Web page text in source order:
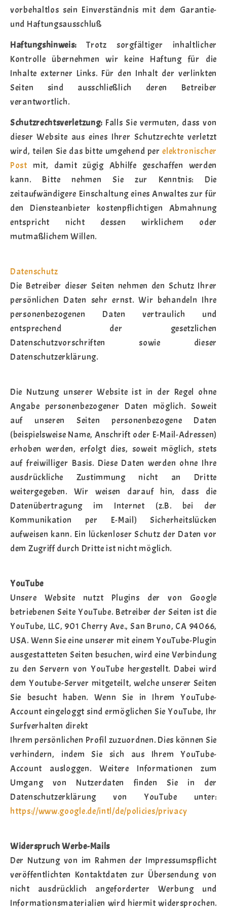
vorbehaltlos sein Einverständnis mit dem Garantie-
und Haftungsausschluß
Haftungshinweis: Trotz sorgfältiger inhaltlicher
Kontrolle übernehmen wir keine Haftung für die
Inhalte externer Links. Für den Inhalt der verlinkten
Seiten sind ausschließlich deren Betreiber
verantwortlich.
Schutzrechtsverletzung: Falls Sie vermuten, dass von
dieser Website aus eines Ihrer Schutzrechte verletzt
wird, teilen Sie das bitte umgehend perelektronischer
Post mit, damit zügig Abhilfe geschaffen werden
kann. Bitte nehmen Sie zur Kenntnis: Die
zeitaufwändigere Einschaltung eines Anwaltes zur für
den Diensteanbieter kostenpflichtigen Abmahnung
entspricht nicht dessen wirklichem oder
mutmaßlichem Willen.
Datenschutz
Die Betreiber dieser Seiten nehmen den Schutz Ihrer
persönlichen Daten sehr ernst. Wir behandeln Ihre
personenbezogenen Daten vertraulich und
entsprechend der gesetzlichen
Datenschutzvorschriften sowie dieser
Datenschutzerklärung.
Die Nutzung unserer Website ist in der Regel ohne
Angabe personenbezogener Daten möglich. Soweit
auf unseren Seiten personenbezogene Daten
(beispielsweise Name, Anschrift oder E-Mail-Adressen)
erhoben werden, erfolgt dies, soweit möglich, stets
auf freiwilliger Basis. Diese Daten werden ohne Ihre
ausdrückliche Zustimmung nicht an Dritte
weitergegeben. Wir weisen darauf hin, dass die
Datenübertragung im Internet (z.B. bei der
Kommunikation per E-Mail) Sicherheitslücken
aufweisen kann. Ein lückenloser Schutz der Daten vor
dem Zugriff durch Dritte ist nicht möglich.
YouTube
Unsere Website nutzt Plugins der von Google
betriebenen Seite YouTube. Betreiber der Seiten ist die
YouTube, LLC, 901 Cherry Ave., San Bruno, CA 94066,
USA. Wenn Sie eine unserer mit einem YouTube-Plugin
ausgestatteten Seiten besuchen, wird eine Verbindung
zu den Servern von YouTube hergestellt. Dabei wird
dem Youtube-Server mitgeteilt, welche unserer Seiten
Sie besucht haben. Wenn Sie in Ihrem YouTube-
Account eingeloggt sind ermöglichen Sie YouTube, Ihr
Surfverhalten direkt
Ihrem persönlichen Profil zuzuordnen. Dies können Sie
verhindern, indem Sie sich aus Ihrem YouTube-
Account ausloggen. Weitere Informationen zum
Umgang von Nutzerdaten finden Sie in der
Datenschutzerklärung von YouTube unter:
https://www.google.de/intl/de/policies/privacy
Widerspruch Werbe-Mails
Der Nutzung von im Rahmen der Impressumspflicht
veröffentlichten Kontaktdaten zur Übersendung von
nicht ausdrücklich angeforderter Werbung und
Informationsmaterialien wird hiermit widersprochen.